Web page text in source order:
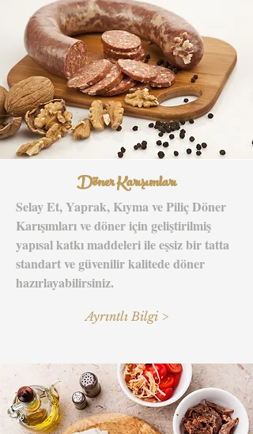
Döner Karışımları
Selay Et, Yaprak, Kıyma ve Piliç Döner
Karışımları ve döner için geliştirilmiş
yapısal katkı maddeleri ile eşsiz bir tatta
standart ve güvenilir kalitede döner
hazırlayabilirsiniz.
Ayrıntlı Bilgi >